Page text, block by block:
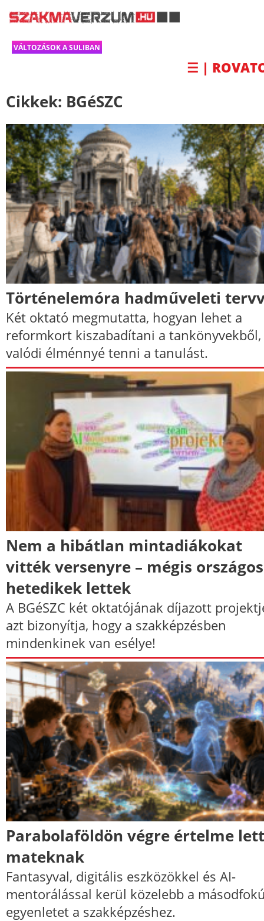
VÁLTOZÁSOK A SULIBAN
☰ |
Cikkek: BGéSZC
Történelemóra hadműveleti
Két oktató megmutatta, hogyan lehet a
reformkort kiszabadítani a tankönyvekből,
valódi élménnyé tenni a tanulást.
Nem a hibátlan mintadiákokat
vitték versenyre – mégis országos
hetedikek lettek
A BGéSZC két oktatójának díjazott
azt bizonyítja, hogy a szakképzésben
mindenkinek van esélye!
Parabolaföldön végre értelme
mateknak
Fantasyval, digitális eszközökkel és AI-
mentorálással kerül közelebb a
egyenletet a szakképzéshez.